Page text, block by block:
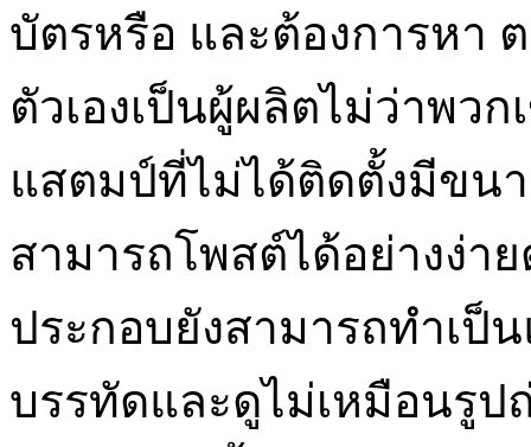
บัตรหรือ และต้องการหา
ตัวเองเป็นผู้ผลิตไม่ว่าพว
แสตมป์ที่ไม่ได้ติดตั้งมีขน
สามารถโพสต์ได้อย่างง่
ประกอบยังสามารถทำเป็
บรรทัดและดูไม่เหมือนรูป